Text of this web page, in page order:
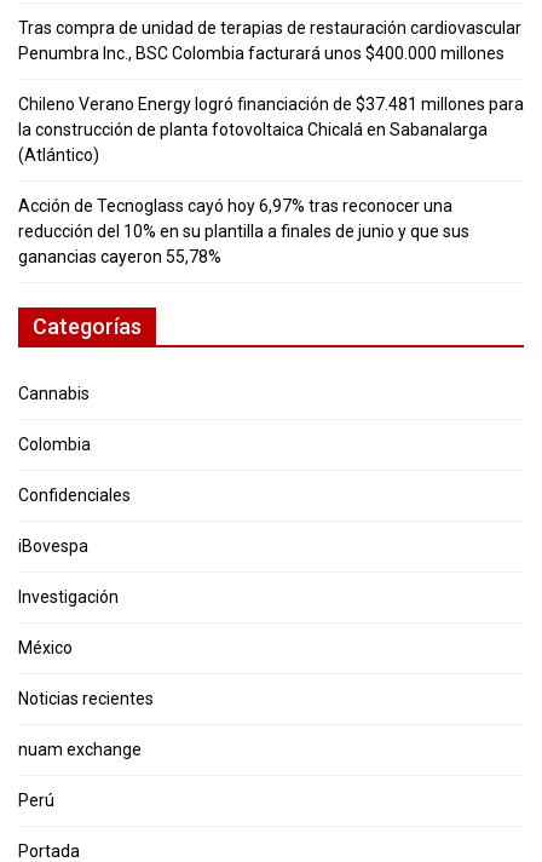
Tras compra de unidad de terapias de restauración cardiovascular
Penumbra Inc., BSC Colombia facturará unos $400.000 millones
Chileno Verano Energy logró financiación de $37.481 millones para
la construcción de planta fotovoltaica Chicalá en Sabanalarga
(Atlántico)
Acción de Tecnoglass cayó hoy 6,97% tras reconocer una
reducción del 10% en su plantilla a finales de junio y que sus
ganancias cayeron 55,78%
Categorías
Cannabis
Colombia
Confidenciales
iBovespa
Investigación
México
Noticias recientes
nuam exchange
Perú
Portada